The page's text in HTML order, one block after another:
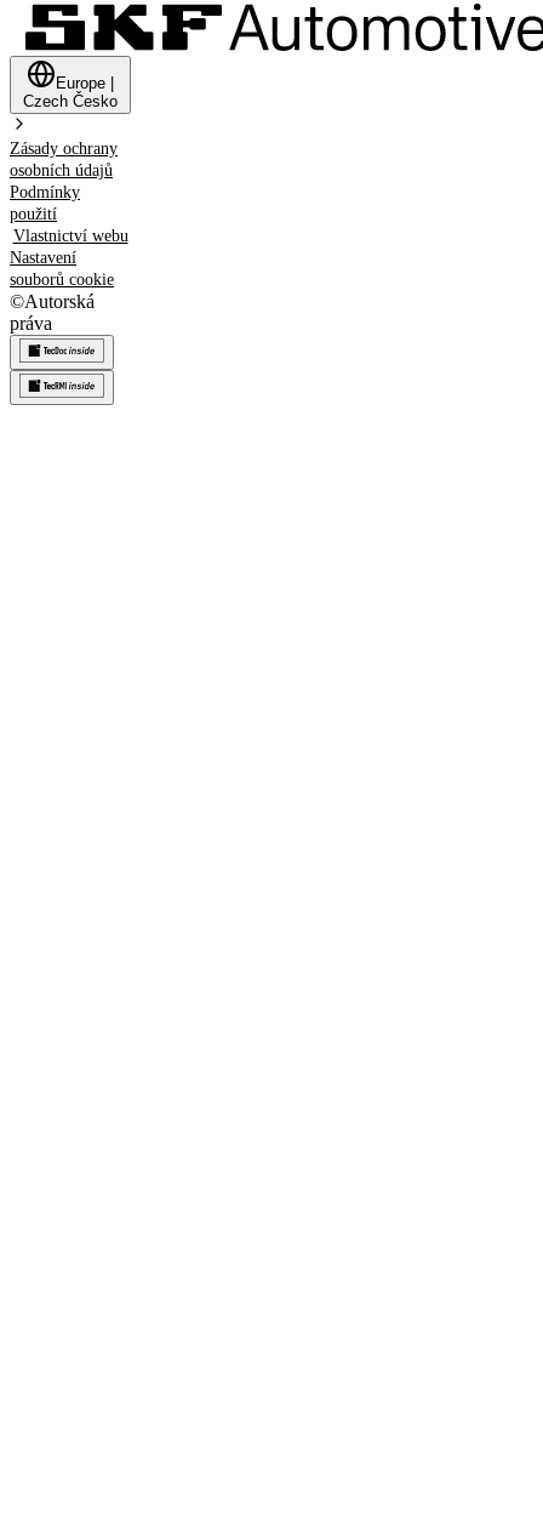
Europe
Czech Česko
Zásady ochrany
osobních údajů
Podmínky
použití
Vlastnictví webu
Nastavení
souborů cookie
©Autorská
práva